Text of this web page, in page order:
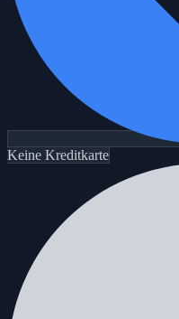
Keine Kreditkarte